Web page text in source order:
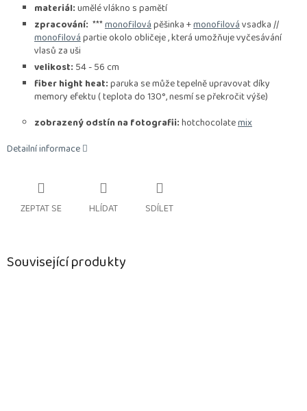
materiál:umělé vlákno s pamětí
zpracování: ***monofilovápěšinka +monofilovávsadka //
monofilovápartie okolo obličeje , která umožňuje vyčesávání
vlasů za uši
velikost: 54 - 56 cm
fiber hight heat:paruka se může tepelně upravovat díky
memory efektu ( teplota do 130°, nesmí se překročit výše)
zobrazený odstín na fotografii:hotchocolatemix
Detailní informace
ZEPTAT SE HLÍDAT SDÍLET
Související produkty